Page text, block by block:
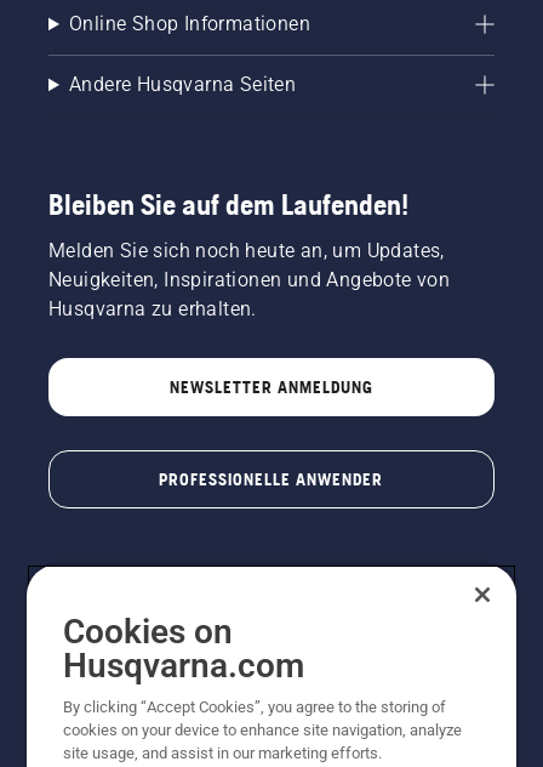
Online Shop Informationen
Andere Husqvarna Seiten
Bleiben Sie auf dem Laufenden!
Melden Sie sich noch heute an, um Updates,
Neuigkeiten, Inspirationen und Angebote von
Husqvarna zu erhalten.
NEWSLETTER ANMELDUNG
PROFESSIONELLE ANWENDER
© Husqvarna AB (publ). Alle Rechte vorbehalten. Bei
den Preisangaben handelt es sich um unverbindliche
Cookies on
Husqvarna.com
By clicking “Accept Cookies”, you agree to the storing of
cookies on your device to enhance site navigation, analyze
site usage, and assist in our marketing efforts.